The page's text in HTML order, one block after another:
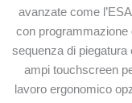
avanzate come
con programmazione
sequenza di piegatura
ampi touchscreen
lavoro ergonomico